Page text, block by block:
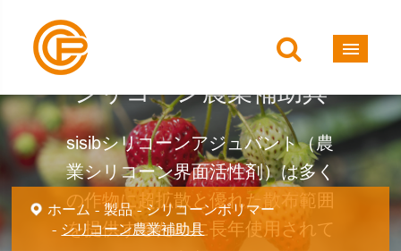
シリコーン農業補助具
sisibシリコーンアジュバント（農
業シリコーン界面活性剤）は多く
の作物に超拡散と優れた散布範囲
を提供するために長年使用されて
ホーム 製品
シリコーンポリマー
シリコーン農業補助具